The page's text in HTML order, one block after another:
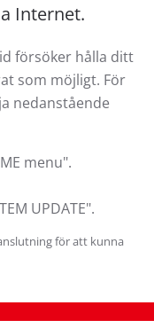
Internet.
försöker hålla ditt
som möjligt. För
nedanstående
menu".
UPDATE".
för att kunna